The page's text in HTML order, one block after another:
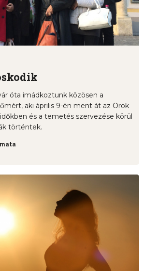
óta imádkoztunk közösen a
aki április 9-én ment át az Örök
és a temetés szervezése körül
történtek.